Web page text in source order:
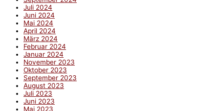
Juli 2024
Juni 2024
Mai 2024
April 2024
März 2024
Februar 2024
Januar 2024
November 2023
Oktober 2023
September 2023
August 2023
Juli 2023
Juni 2023
Mai 2023